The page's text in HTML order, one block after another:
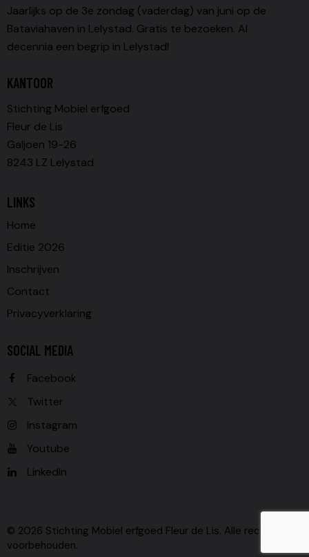
Jaarlijks op de 3e zondag (vaderdag) van juni op de
Bataviahaven in Lelystad. Gratis te bezoeken. Al
decennia een begrip in Lelystad!
KANTOOR
Stichting Mobiel erfgoed
Fleur de Lis
Galjoen 19-26
8243 LZ Lelystad
LINKS
Home
Editie 2026
Inschrijven
Contact
Privacyverklaring
SOCIAL MEDIA
Facebook
Twitter
Instagram
Youtube
LinkedIn
© 2026 Stichting Mobiel erfgoed Fleur de Lis. Alle rechten
voorbehouden.